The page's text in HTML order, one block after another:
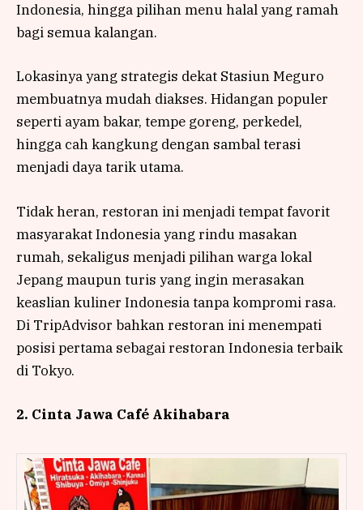
Indonesia, hingga pilihan menu halal yang ramah
bagi semua kalangan.
Lokasinya yang strategis dekat Stasiun Meguro
membuatnya mudah diakses. Hidangan populer
seperti ayam bakar, tempe goreng, perkedel,
hingga cah kangkung dengan sambal terasi
menjadi daya tarik utama.
Tidak heran, restoran ini menjadi tempat favorit
masyarakat Indonesia yang rindu masakan
rumah, sekaligus menjadi pilihan warga lokal
Jepang maupun turis yang ingin merasakan
keaslian kuliner Indonesia tanpa kompromi rasa.
Di TripAdvisor bahkan restoran ini menempati
posisi pertama sebagai restoran Indonesia terbaik
di Tokyo.
2. Cinta Jawa Café Akihabara